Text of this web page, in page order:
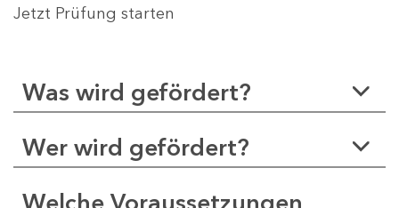
Jetzt Prüfung starten
Was wird gefördert?
Wer wird gefördert?
Welche Voraussetzungen